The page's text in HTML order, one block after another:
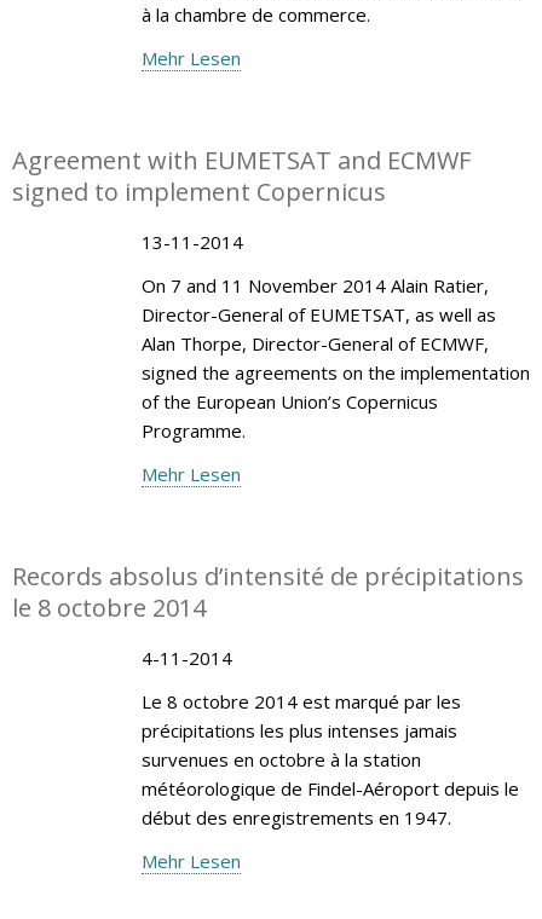
à la chambre de commerce.
Mehr Lesen
Agreement with EUMETSAT and ECMWF
signed to implement Copernicus
13-11-2014
On 7 and 11 November 2014 Alain Ratier,
Director-General of EUMETSAT, as well as
Alan Thorpe, Director-General of ECMWF,
signed the agreements on the implementation
of the European Union’s Copernicus
Programme.
Mehr Lesen
Records absolus d’intensité de précipitations
le 8 octobre 2014
4-11-2014
Le 8 octobre 2014 est marqué par les
précipitations les plus intenses jamais
survenues en octobre à la station
météorologique de Findel-Aéroport depuis le
début des enregistrements en 1947.
Mehr Lesen